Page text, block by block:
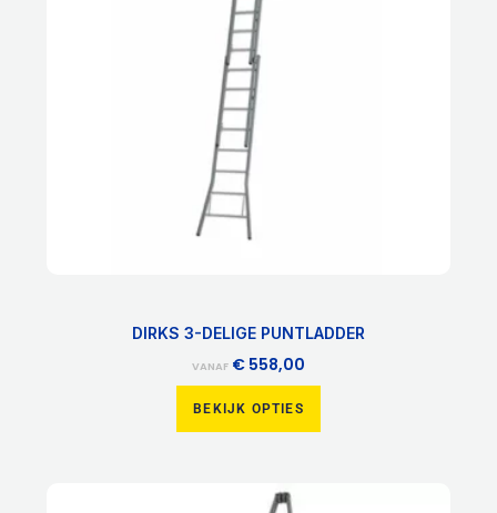
DIRKS 3-DELIGE PUNTLADDER
VANAF € 558,00
BEKIJK OPTIES
Deze
optie
kan
gekozen
worden
op
de
productpagina